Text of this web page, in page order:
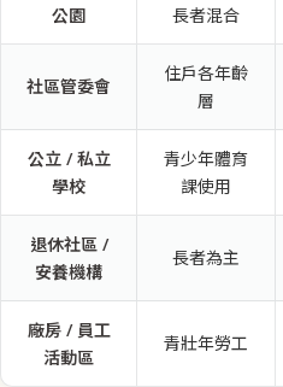
公園
長者混合
社區管委會
住戶各年齡
層
公立 / 私立
學校
青少年體育
課使用
退休社區 /
安養機構
長者為主
廠房 / 員工
活動區
青壯年勞工